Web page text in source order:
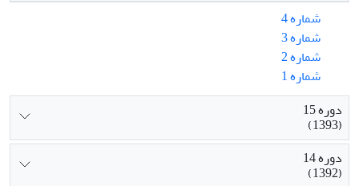
شماره 4
شماره 3
شماره 2
شماره 1
دوره 15
(1393)
دوره 14
(1392)